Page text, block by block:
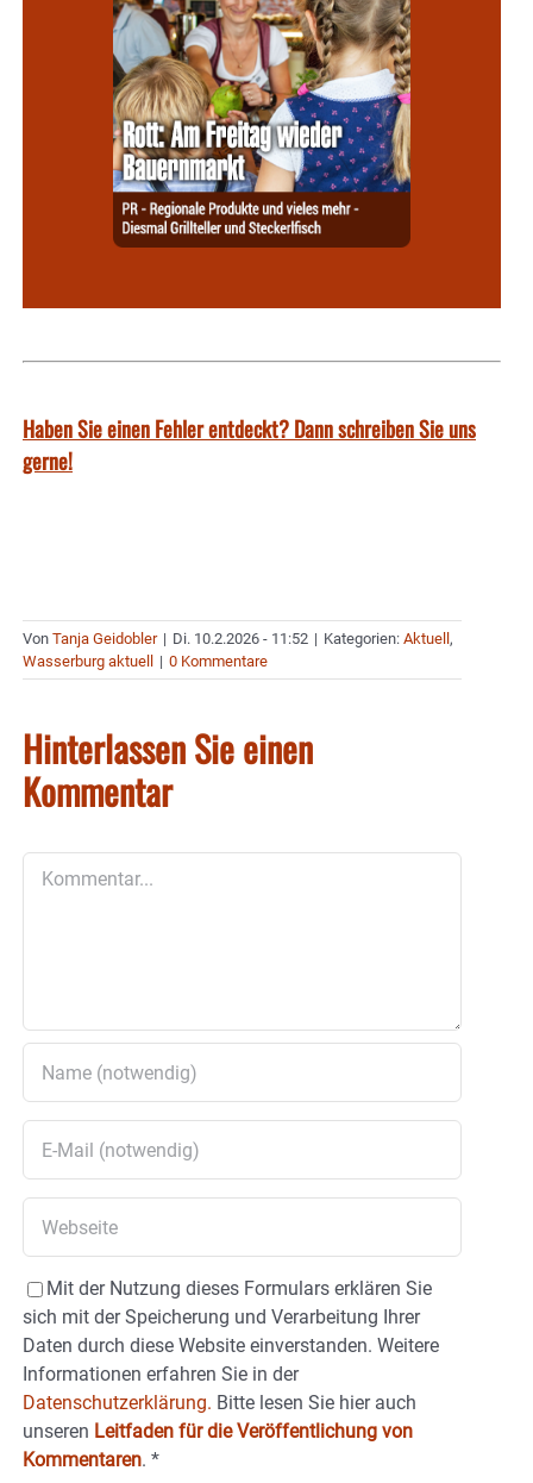
Haben Sie einen Fehler entdeckt? Dann schreiben Sie uns
gerne!
Von Tanja Geidobler | Di. 10.2.2026 - 11:52 | Kategorien: Aktuell ,
Wasserburg aktuell
| 0 Kommentare
Hinterlassen Sie einen
Kommentar
Mit der Nutzung dieses Formulars erklären Sie
sich mit der Speicherung und Verarbeitung Ihrer
Daten durch diese Website einverstanden. Weitere
Informationen erfahren Sie in der
Datenschutzerklärung. Bitte lesen Sie hier auch
unseren Leitfaden für die Veröffentlichung von
Kommentaren. *